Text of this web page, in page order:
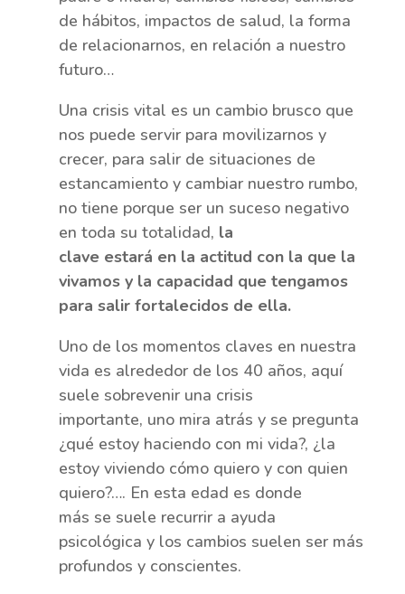
de hábitos, impactos de salud, la forma
de relacionarnos, en relación a nuestro
futuro…
Una crisis vital es un cambio brusco que
nos puede servir para movilizarnos y
crecer, para salir de situaciones de
estancamiento y cambiar nuestro rumbo,
no tiene porque ser un suceso negativo
en toda su totalidad, la
clave estará en la actitud con la que la
vivamos y la capacidad que tengamos
para salir fortalecidos de ella.
Uno de los momentos claves en nuestra
vida es alrededor de los 40 años, aquí
suele sobrevenir una crisis
importante, uno mira atrás y se pregunta
¿qué estoy haciendo con mi vida?, ¿la
estoy viviendo cómo quiero y con quien
quiero?…. En esta edad es donde
más se suele recurrir a ayuda
psicológica y los cambios suelen ser más
profundos y conscientes.